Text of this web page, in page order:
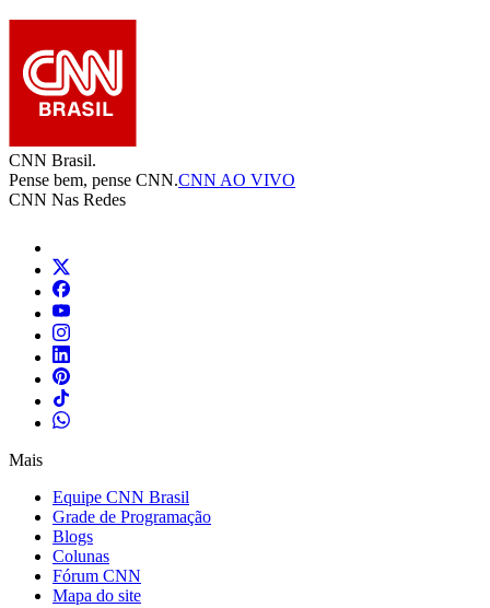
CNN Brasil.
Pense bem, pense CNN.CNN AO VIVO
CNN Nas Redes
Mais
Equipe CNN Brasil
Grade de Programação
Blogs
Colunas
Fórum CNN
Mapa do site